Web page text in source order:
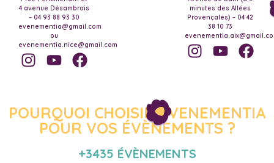
4 avenue Désambrois
– 04 93 88 93 30
evenementia@gmail.com
ou
evenementia.nice@gmail.com
minutes des Allées
Provençales) – 04 42
38 10 73
POURQUOI CHOISIR EVENEMENTIA
POUR VOS ÉVÈNEMENTS ?
+3435 ÉVÈNEMENTS